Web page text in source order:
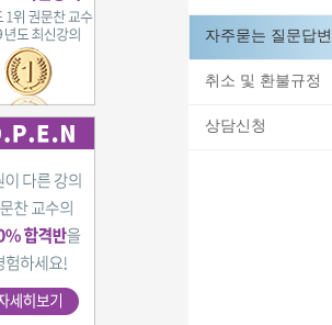
자주묻는 질문답변
취소 및 환불규정
상담신청